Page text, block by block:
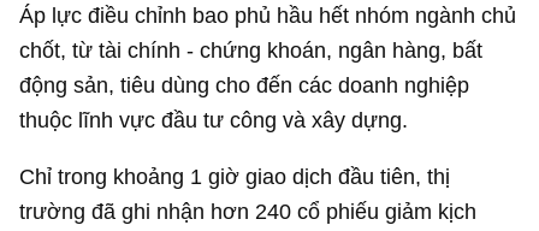
Áp lực điều chỉnh bao phủ hầu hết nhóm ngành chủ
chốt, từ tài chính - chứng khoán, ngân hàng, bất
động sản, tiêu dùng cho đến các doanh nghiệp
thuộc lĩnh vực đầu tư công và xây dựng.
Chỉ trong khoảng 1 giờ giao dịch đầu tiên, thị
trường đã ghi nhận hơn 240 cổ phiếu giảm kịch